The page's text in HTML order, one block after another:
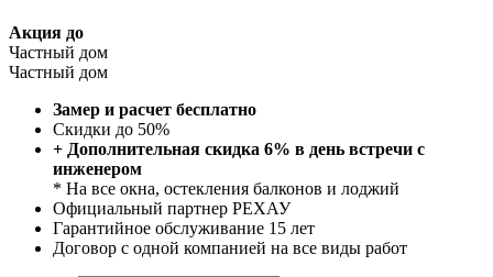
Акция до
Частный дом
Частный дом
Замер и расчет бесплатно
Скидки до 50%
+ Дополнительная скидка 6% в день встречи с
инженером
* На все окна, остекления балконов и лоджий
Официальный партнер РЕХАУ
Гарантийное обслуживание 15 лет
Договор с одной компанией на все виды работ